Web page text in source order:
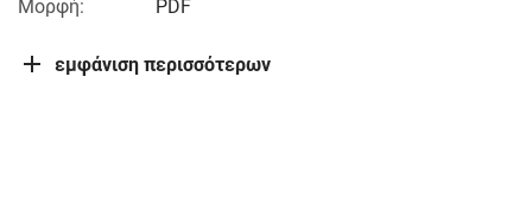
Μορφή:
PDF
εμφάνιση περισσότερων